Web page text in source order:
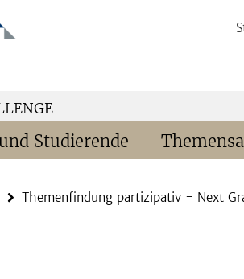
Studierende
Themenfindung partizipativ - Next